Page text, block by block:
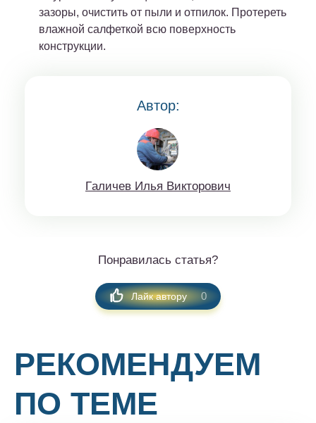
зазоры, очистить от пыли и отпилок. Протереть
влажной салфеткой всю поверхность
конструкции.
Автор:
Гaличeв Илья Виктoрoвич
Понравилась статья?
Лайк автору 0
РЕКОМЕНДУЕМ
ПО ТЕМЕ